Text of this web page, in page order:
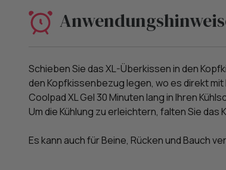
Schieben Sie das XL-Überkissen in den
den Kopfkissenbezug legen, wo es direkt
Coolpad XL Gel 30 Minuten lang in Ihren
Um die Kühlung zu erleichtern, falten Sie
Es kann auch für Beine, Rücken und Bauch